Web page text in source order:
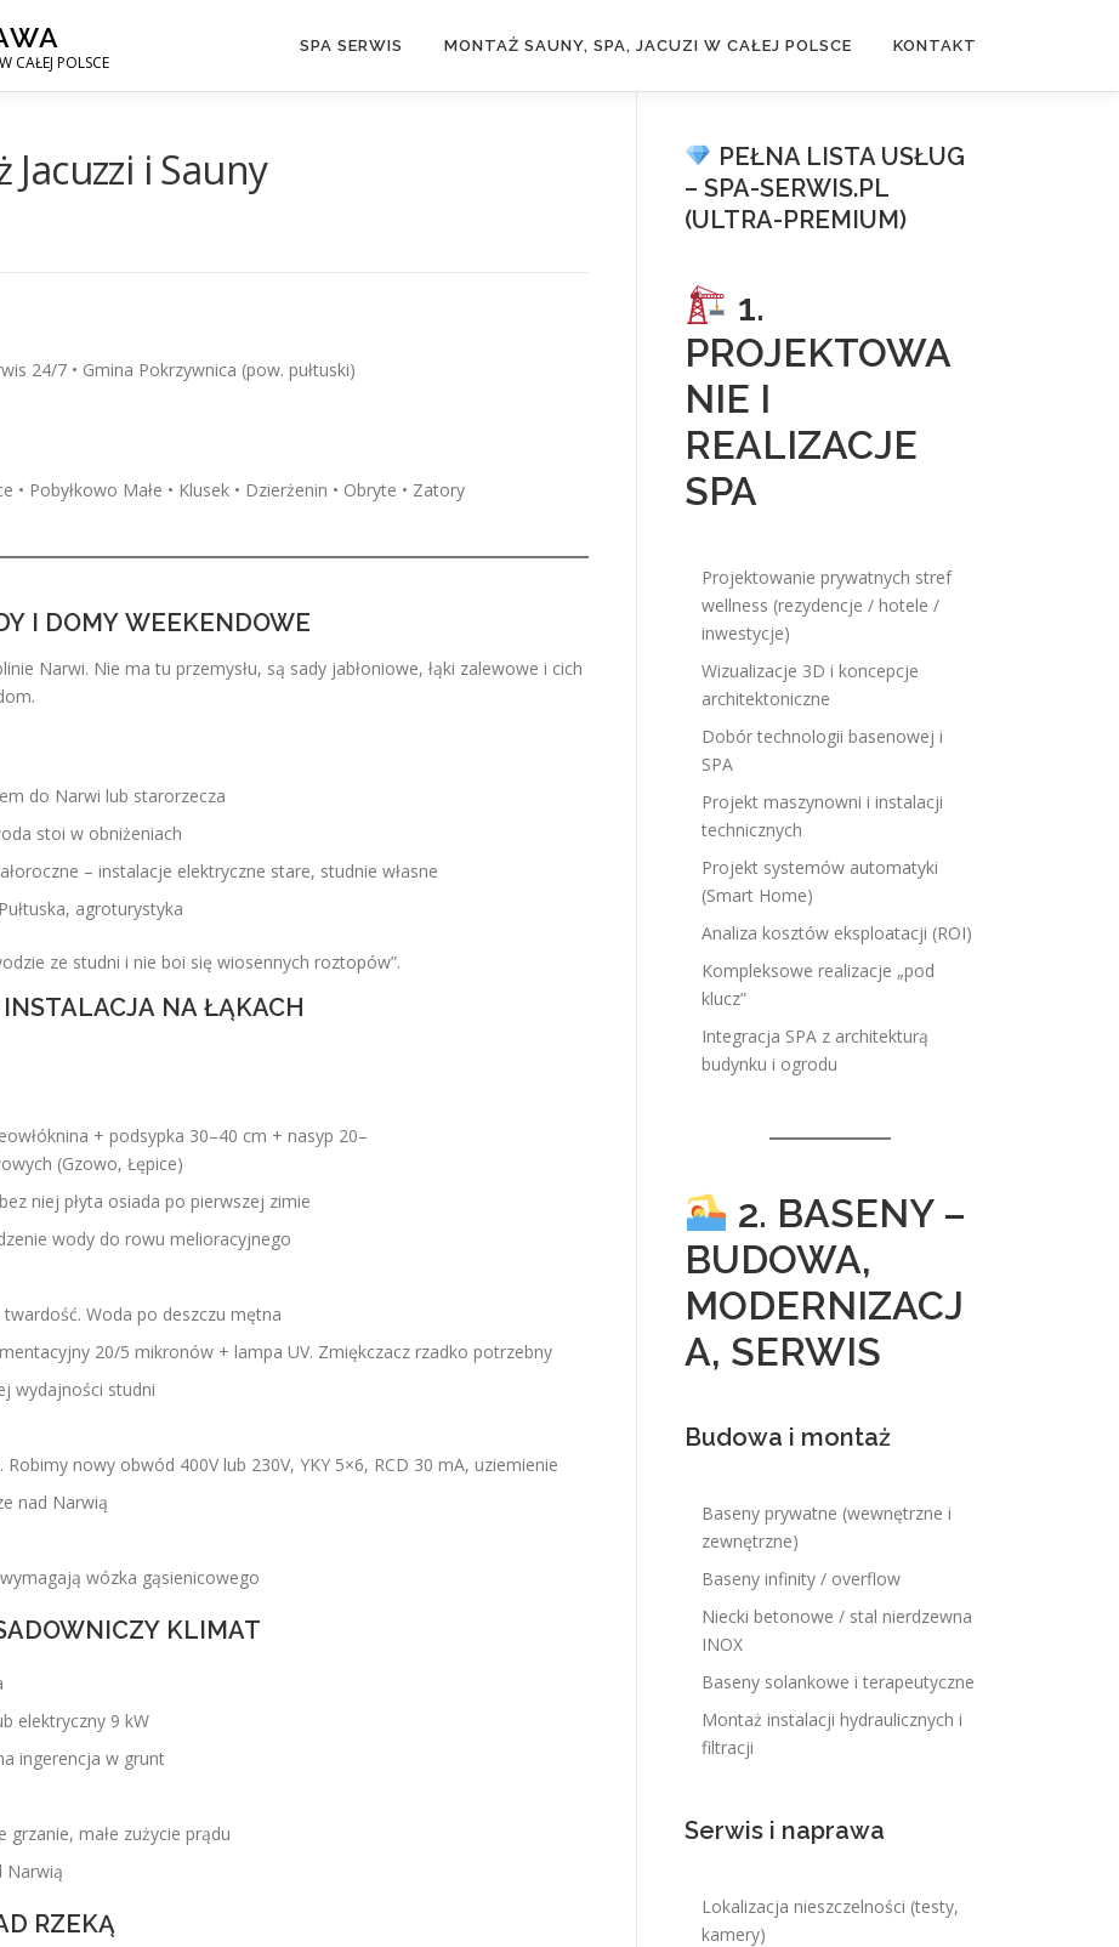
CAŁEJ POLSCE
SPA SERWIS MONTAŻ SAUNY, SPA, JACUZI W CAŁEJ POLSCE KONTAKT
i Sauny
24/7 • Gmina Pokrzywnica (pow. pułtuski)
• Pobyłkowo Małe • Klusek • Dzierżenin • Obryte • Zatory
I DOMY WEEKENDOWE
Narwi. Nie ma tu przemysłu, są sady jabłoniowe, łąki zalewowe i cich
do Narwi lub starorzecza
stoi w obniżeniach
– instalacje elektryczne stare, studnie własne
agroturystyka
ze studni i nie boi się wiosennych roztopów”.
NA ŁĄKACH
+ podsypka 30–40 cm + nasyp 20–
(Gzowo, Łępice)
niej płyta osiada po pierwszej zimie
wody do rowu melioracyjnego
Woda po deszczu mętna
20/5 mikronów + lampa UV. Zmiękczacz rzadko potrzebny
wydajności studni
nowy obwód 400V lub 230V, YKY 5×6, RCD 30 mA, uziemienie
nad Narwią
wózka gąsienicowego
KLIMAT
elektryczny 9 kW
ingerencja w grunt
małe zużycie prądu
Narwią
RZEKĄ
PEŁNA LISTA USŁUG
– SPA-SERWIS.PL
(ULTRA-PREMIUM)
1.
PROJEKTOWA
NIE I
REALIZACJE
SPA
Projektowanie prywatnych stref
wellness (rezydencje / hotele /
inwestycje)
Wizualizacje 3D i koncepcje
architektoniczne
Dobór technologii basenowej i
SPA
Projekt maszynowni i instalacji
technicznych
Projekt systemów automatyki
(Smart Home)
Analiza kosztów eksploatacji (ROI)
Kompleksowe realizacje „pod
klucz”
Integracja SPA z architekturą
budynku i ogrodu
2. BASENY –
BUDOWA,
MODERNIZACJ
A, SERWIS
Budowa i montaż
Baseny prywatne (wewnętrzne i
zewnętrzne)
Baseny infinity / overflow
Niecki betonowe / stal nierdzewna
INOX
Baseny solankowe i terapeutyczne
Montaż instalacji hydraulicznych i
filtracji
Serwis i naprawa
Lokalizacja nieszczelności (testy,
kamery)